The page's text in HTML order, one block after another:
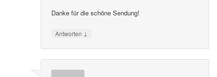
Danke für die schöne Sendung!
Antworten ↓